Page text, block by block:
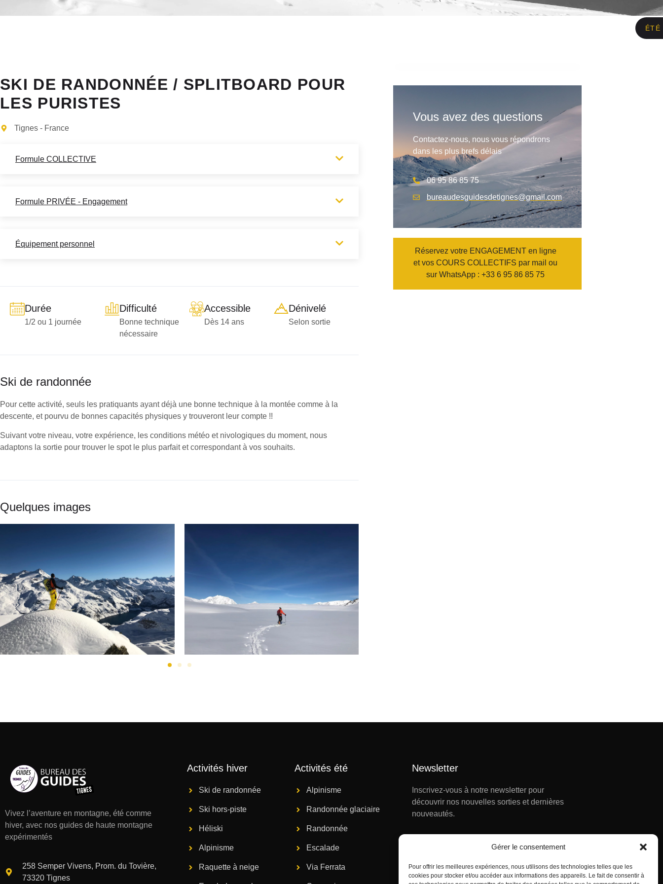
Gérer le consentement
Pour offrir les meilleures expériences, nous utilisons des technologies telles que les
cookies pour stocker et/ou accéder aux informations des appareils. Le fait de consentir à
ÉTÉ
SKI DE RANDONNÉE / SPLITBOARD POUR
LES PURISTES
Tignes - France
Formule COLLECTIVE
Formule PRIVÉE - Engagement
Équipement personnel
Durée
1/2 ou 1 journée
Difficulté
Bonne technique
nécessaire
Accessible
Dès 14 ans
Dénivelé
Selon sortie
Ski de randonnée
Pour cette activité, seuls les pratiquants ayant déjà une bonne technique à la montée comme à la
descente, et pourvu de bonnes capacités physiques y trouveront leur compte !!
Suivant votre niveau, votre expérience, les conditions météo et nivologiques du moment, nous
adaptons la sortie pour trouver le spot le plus parfait et correspondant à vos souhaits.
Quelques images
Vous avez des questions
Contactez-nous, nous vous répondrons
dans les plus brefs délais
06 95 86 85 75
bureaudesguidesdetignes@gmail.com
Réservez votre ENGAGEMENTen ligne
et vosCOURS COLLECTIFS par mail ou
sur WhatsApp : +33 6 95 86 85 75
Vivez l’aventure en montagne, été comme
hiver, avec nos guides de haute montagne
expérimentés
258 Semper Vivens, Prom. du Tovière,
73320 Tignes
Activités hiver
Ski de randonnée
Ski hors-piste
Héliski
Alpinisme
Raquette à neige
Activités été
Alpinisme
Randonnée glaciaire
Randonnée
Escalade
Via Ferrata
Newsletter
Inscrivez-vous à notre newsletter pour
découvrir nos nouvelles sorties et dernières
nouveautés.
ENVOYER